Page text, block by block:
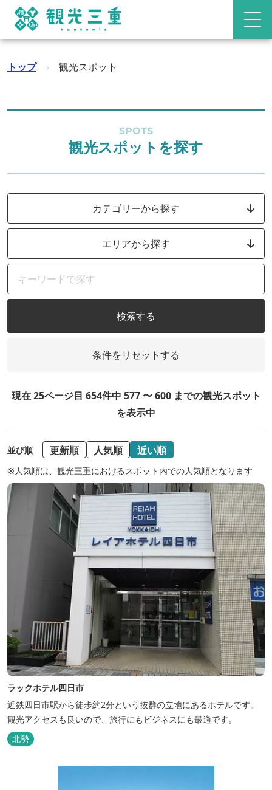
トップ › 観光スポット
SPOTS
観光スポットを探す
カテゴリーから探す
エリアから探す
検索する
条件をリセットする
現在 25ページ目 654件中 577 〜 600 までの観光スポット
を表示中
並び順 更新順 人気順 近い順
※人気順は、観光三重におけるスポット内での人気順となります
ラックホテル四日市
近鉄四日市駅から徒歩約2分という抜群の立地にあるホテルです。
観光アクセスも良いので、旅行にもビジネスにも最適です。
北勢